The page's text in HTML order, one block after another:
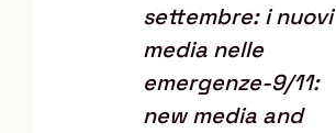
settembre: i nuovi
media nelle
emergenze-9/11:
new media and